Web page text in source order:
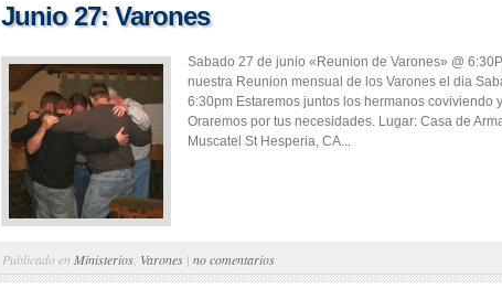
Junio 27: Varones
Sabado 27 de junio «Reunion de Varones» @
nuestra Reunion mensual de los Varones el dia
6:30pm Estaremos juntos los hermanos coviviendo
Oraremos por tus necesidades. Lugar: Casa de
Muscatel St Hesperia, CA...
Publicado en Ministerios Varones | no comentarios